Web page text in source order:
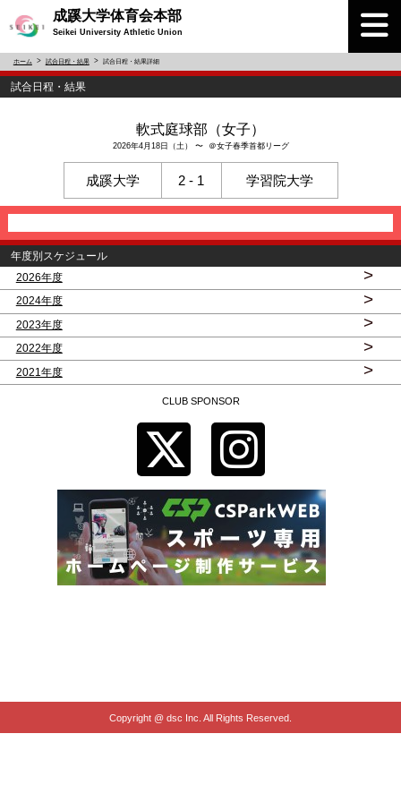
成蹊大学体育会本部
Seikei University Athletic Union
ホーム 試合日程・結果 試合日程・結果詳細
試合日程・結果
軟式庭球部（女子）
2026年4月18日（土） 〜 ＠女子春季首都リーグ
成蹊大学 2 - 1 学習院大学
年度別スケジュール
2026年度
>
2024年度 >
2023年度 >
2022年度 >
2021年度 >
CLUB SPONSOR
Copyright @ dsc Inc. All Rights Reserved.